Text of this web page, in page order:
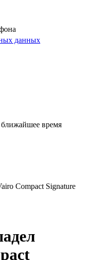
данных
время
Compact Signature